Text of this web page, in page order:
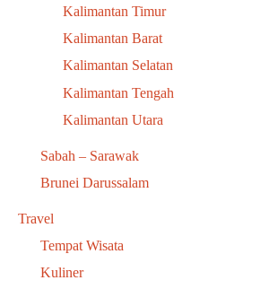
Kalimantan Timur
Kalimantan Barat
Kalimantan Selatan
Kalimantan Tengah
Kalimantan Utara
Sabah – Sarawak
Brunei Darussalam
Travel
Tempat Wisata
Kuliner